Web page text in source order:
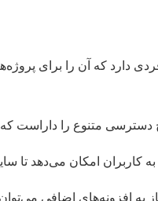
دارد که آن را برای
متنوع را داراست
به افزونه‌های اضافی